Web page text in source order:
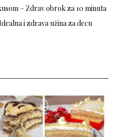
– Zdrav obrok za 10 minuta
i zdrava užina za decu